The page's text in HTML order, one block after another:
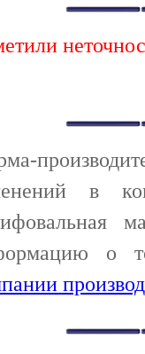
в
о